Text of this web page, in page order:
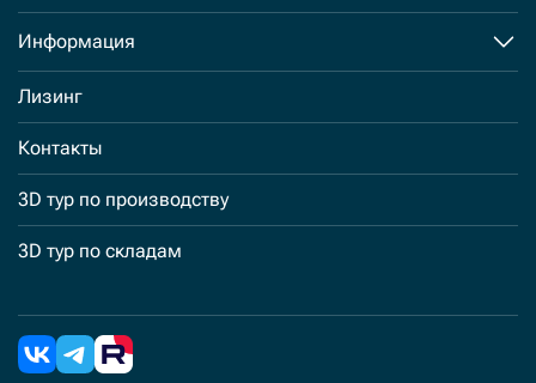
Информация
Лизинг
Контакты
3D тур по производству
3D тур по складам